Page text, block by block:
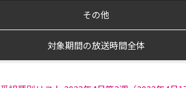
その他
対象期間の放送時間全体